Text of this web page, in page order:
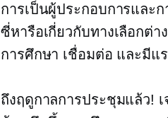
การเป็นผู้ประกอบการและ
ซี่หารือเกี่ยวกับทางเลือกต่า
การศึกษา เชื่อมต่อ และมีแ
ถึงฤดูกาลการประชุมแล้ว!